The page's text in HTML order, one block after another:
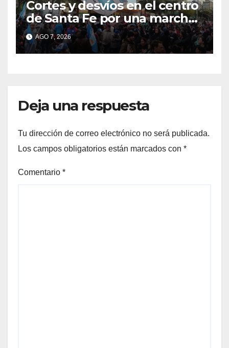
Cortes y desvíos en el centro
de Santa Fe por una marcha
de organizaciones sociales y
sindicales
AGO 7, 2026
Deja una respuesta
Tu dirección de correo electrónico no será publicada.
Los campos obligatorios están marcados con *
Comentario *